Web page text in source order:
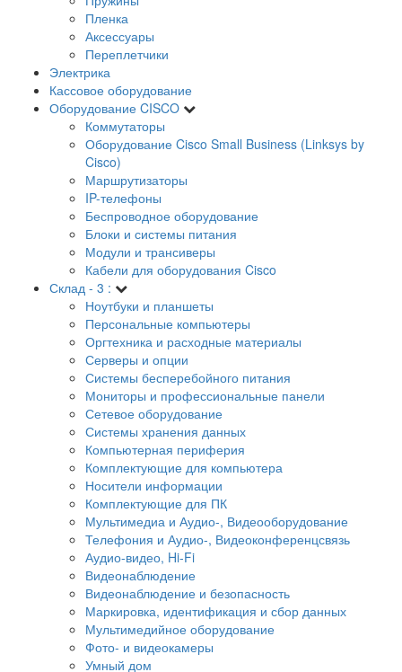
Пленка
Аксессуары
Переплетчики
Электрика
Кассовое оборудование
Оборудование CISCO
Коммутаторы
Оборудование Cisco Small Business (Linksys by
Cisco)
Маршрутизаторы
IP-телефоны
Беспроводное оборудование
Блоки и системы питания
Модули и трансиверы
Кабели для оборудования Cisco
Склад - 3 :
Ноутбуки и планшеты
Персональные компьютеры
Оргтехника и расходные материалы
Серверы и опции
Системы бесперебойного питания
Мониторы и профессиональные панели
Сетевое оборудование
Системы хранения данных
Компьютерная периферия
Комплектующие для компьютера
Носители информации
Комплектующие для ПК
Мультимедиа и Аудио-, Видеооборудование
Телефония и Аудио-, Видеоконференцсвязь
Аудио-видео, Hi-Fi
Видеонаблюдение
Видеонаблюдение и безопасность
Маркировка, идентификация и сбор данных
Мультимедийное оборудование
Фото- и видеокамеры
Умный дом